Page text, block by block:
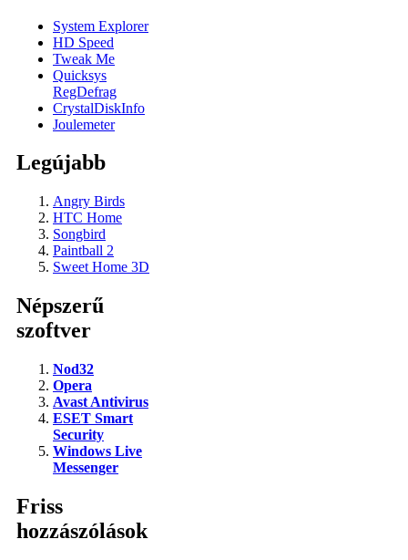
System Explorer
HD Speed
Tweak Me
Quicksys
RegDefrag
CrystalDiskInfo
Joulemeter
Legújabb
Angry Birds
HTC Home
Songbird
Paintball 2
Sweet Home 3D
Népszerű
szoftver
Nod32
Opera
Avast Antivirus
ESET Smart
Security
Windows Live
Messenger
Friss
hozzászólások